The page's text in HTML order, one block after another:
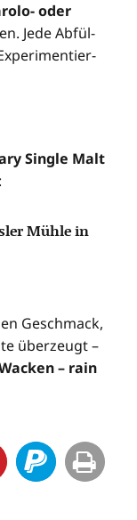
oder
Jede Abfül­
Sin­gle Malt
Müh­le in
Geschmack,
über­zeugt –
– rain